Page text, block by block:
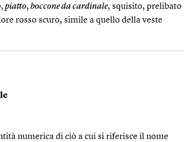
, piatto, boccone da cardinale, squisito, prelibato
rosso scuro, simile a quello della veste
numerica di ciò a cui si riferisce il nome